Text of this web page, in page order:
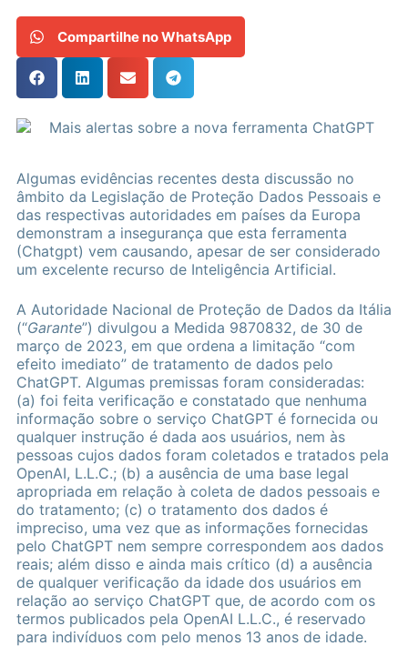
Compartilhe no WhatsApp
Algumas evidências recentes desta discussão no
âmbito da Legislação de Proteção Dados Pessoais e
das respectivas autoridades em países da Europa
demonstram a insegurança que esta ferramenta
(Chatgpt) vem causando, apesar de ser considerado
um excelente recurso de Inteligência Artificial.
A Autoridade Nacional de Proteção de Dados da Itália
(“Garante”) divulgou a Medida 9870832, de 30 de
março de 2023, em que ordena a limitação “com
efeito imediato” de tratamento de dados pelo
ChatGPT. Algumas premissas foram consideradas:
(a) foi feita verificação e constatado que nenhuma
informação sobre o serviço ChatGPT é fornecida ou
qualquer instrução é dada aos usuários, nem às
pessoas cujos dados foram coletados e tratados pela
OpenAI, L.L.C.; (b) a ausência de uma base legal
apropriada em relação à coleta de dados pessoais e
do tratamento; (c) o tratamento dos dados é
impreciso, uma vez que as informações fornecidas
pelo ChatGPT nem sempre correspondem aos dados
reais; além disso e ainda mais crítico (d) a ausência
de qualquer verificação da idade dos usuários em
relação ao serviço ChatGPT que, de acordo com os
termos publicados pela OpenAI L.L.C., é reservado
para indivíduos com pelo menos 13 anos de idade.